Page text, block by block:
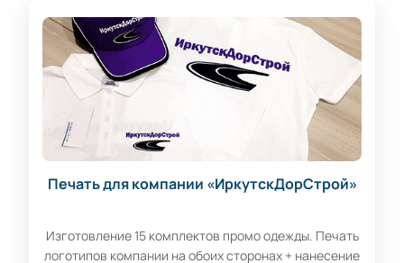
Печать для компании «ИркутскДорСтрой»
Изготовление 15 комплектов промо одежды. Печать
логотипов компании на обоих сторонах + нанесение